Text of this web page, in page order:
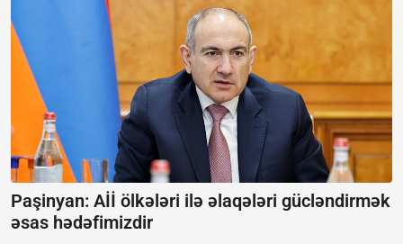
Paşinyan: Aİİ ölkələri ilə əlaqələri gücləndirmək
əsas hədəfimizdir